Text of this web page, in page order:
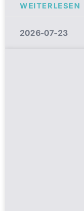
WEITERLESEN
2026-07-23